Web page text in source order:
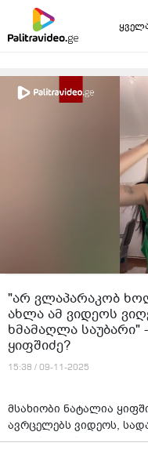
"არ ვლაპარაკობ
ახლა ამ ვიდეოს
ხმამაღლა საუბარი"
ყიფშიძე?
15:38 / 09-11-2025
მსახიობი ნატალია
ავრცელებს ვიდეოს,
როდესაც მას